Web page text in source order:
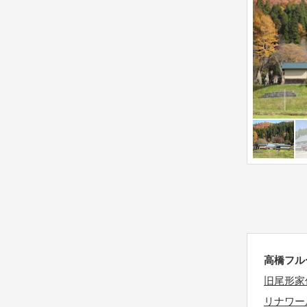
高橋フ
旧尾形
リナワー